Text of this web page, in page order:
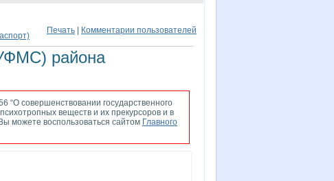
Печать Комментарии пользователей
района
“О совершенствовании государственного
веществ и их прекурсоров и в
можете воспользоваться сайтом Главного